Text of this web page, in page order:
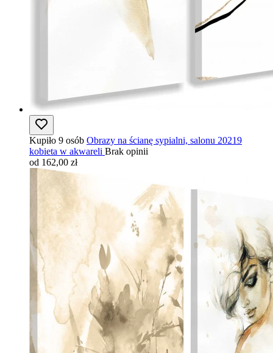
Kupiło 9 osób Obrazy na ścianę sypialni, salonu 20219
kobieta w akwareli Brak opinii
od 162,00 zł